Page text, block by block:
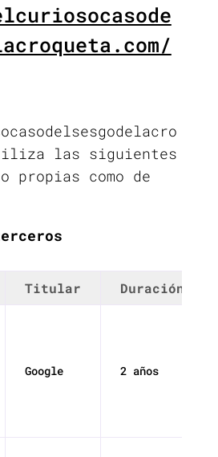
las siguientes
propias como de
Titular Duración
Google 2 años